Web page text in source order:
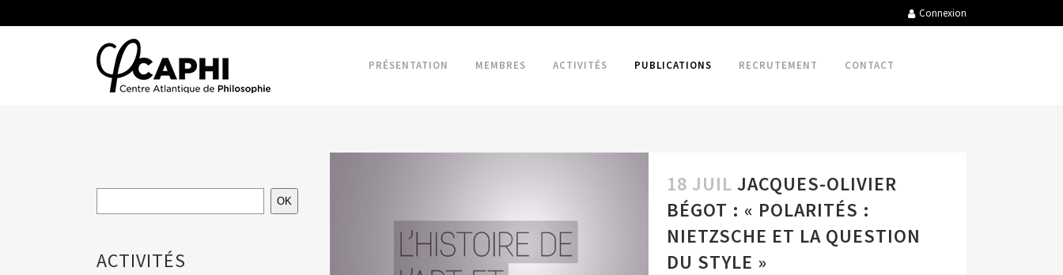
Connexion
PRÉSENTATION MEMBRES ACTIVITÉS PUBLICATIONS RECRUTEMENT CONTACT
OK
ACTIVITÉS
18 JUIL JACQUES-OLIVIER
BÉGOT : « POLARITÉS :
NIETZSCHE ET LA QUESTION
DU STYLE »